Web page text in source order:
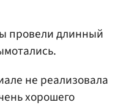
провели длинный
не реализовала
хорошего